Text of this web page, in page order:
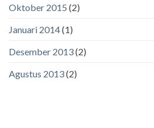
Oktober 2015 (2)
Januari 2014(1)
Desember 2013(2)
Agustus 2013(2)